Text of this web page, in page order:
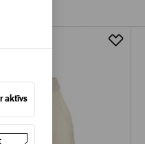
aktīvs